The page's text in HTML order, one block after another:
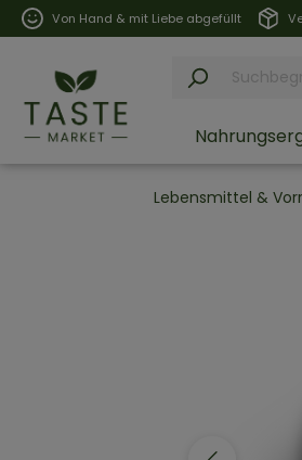
Von Hand & mit Liebe abgefüllt
Lebensmittel &